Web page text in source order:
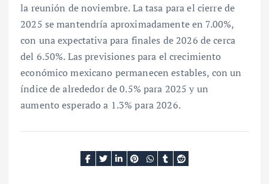
la reunión de noviembre. La tasa para el cierre de
2025 se mantendría aproximadamente en 7.00%,
con una expectativa para finales de 2026 de cerca
del 6.50%. Las previsiones para el crecimiento
económico mexicano permanecen estables, con un
índice de alrededor de 0.5% para 2025 y un
aumento esperado a 1.3% para 2026.